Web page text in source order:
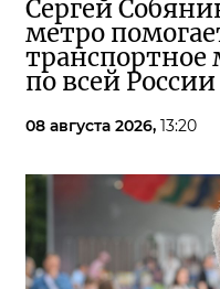
Сергей
метро
по всей России
08 августа 2026, 13:20